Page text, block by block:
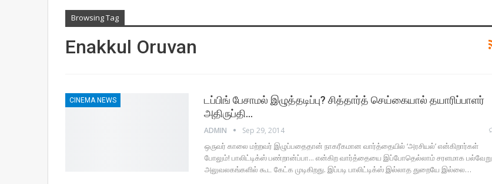
Browsing Tag
Enakkul Oruvan
CINEMA NEWS
டப்பிங் பேசாமல் இழுத்தடிப்பு? சித்தார்த் செய்கையால் தயாரிப்பாளர்
அதிருப்தி…
ADMIN Sep 29, 2014
ஒருவர் காலை மற்றவர் இழுப்பதைதான் நாகரீகமான வார்த்தையில் ‘அரசியல்’ என்கிறார்கள்
போலும்! பாலிட்டிக்ஸ் பண்றான்ப்பா... என்கிற வார்த்தையை இப்போதெல்லாம் சரளமாக பல்வேறு
அலுவலகங்களில் கூட கேட்க முடிகிறது. இப்படி பாலிட்டிக்ஸ் இல்லாத துறையே இல்லை…